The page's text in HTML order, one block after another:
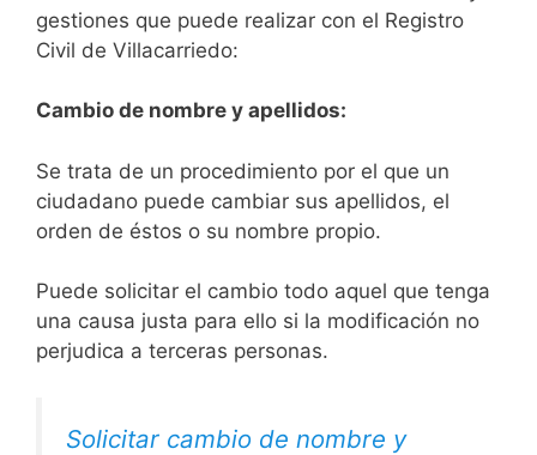
gestiones que puede realizar con el Registro
Civil de Villacarriedo:
Cambio de nombre y apellidos:
Se trata de un procedimiento por el que un
ciudadano puede cambiar sus apellidos, el
orden de éstos o su nombre propio.
Puede solicitar el cambio todo aquel que tenga
una causa justa para ello si la modificación no
perjudica a terceras personas.
Solicitar cambio de nombre y